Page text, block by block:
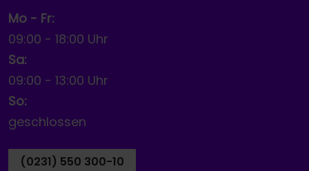
Mo - Fr:
09:00 - 18:00 Uhr
Sa:
09:00 - 13:00 Uhr
So:
geschlossen
(0231) 550 300-10